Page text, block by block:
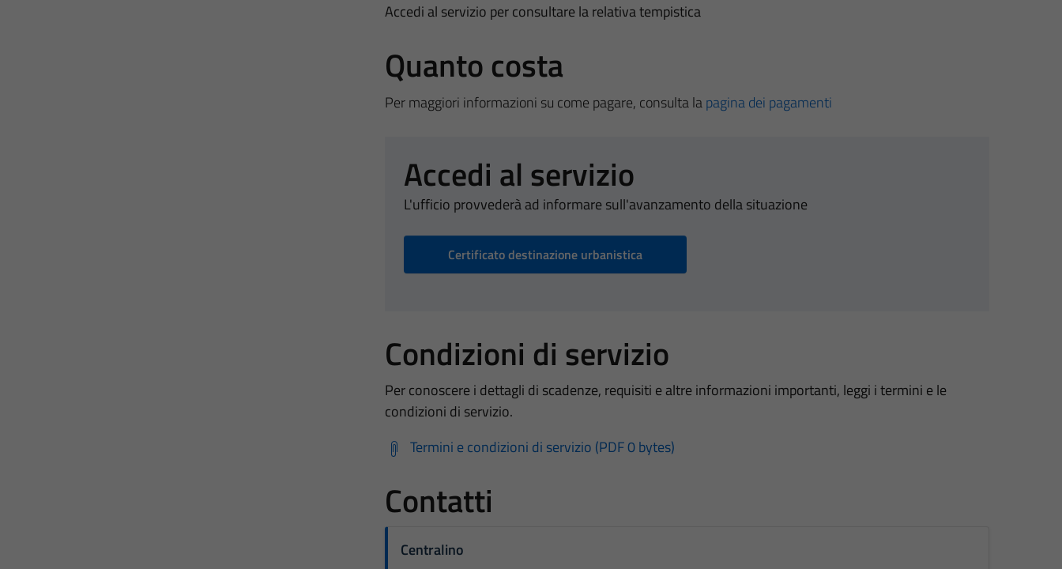
Accedi al servizio per consultare la relativa tempistica
Quanto costa
Per maggiori informazioni su come pagare, consulta lapagina dei pagamenti
Accedi al servizio
L'ufficio provvederà ad informare sull'avanzamento della situazione
Certificato destinazione urbanistica
Condizioni di servizio
Per conoscere i dettagli di scadenze, requisiti e altre informazioni importanti, leggi i termini e le
condizioni di servizio.
Termini e condizioni di servizio (PDF 0 bytes)
Contatti
Centralino